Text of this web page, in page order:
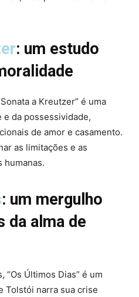
: um estudo
a Kreutzer” é uma
e da possessividade,
de amor e casamento.
as limitações e as
humanas.
: um mergulho
da alma de
Últimos Dias” é um
Tolstói narra sua crise